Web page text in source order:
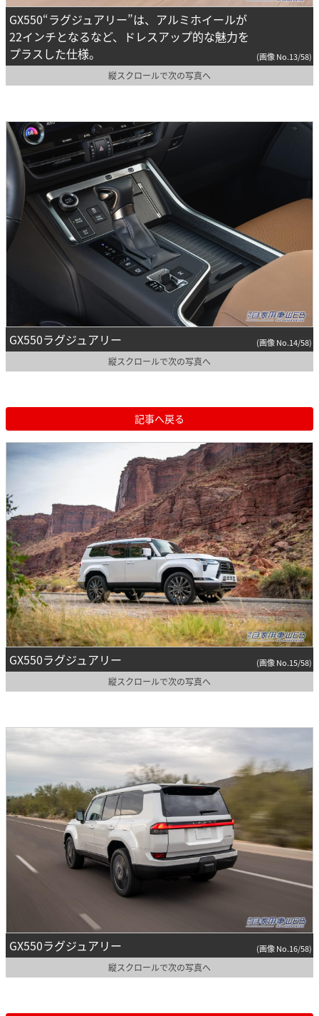
GX550“ラグジュアリー”は、アルミホイールが
22インチとなるなど、ドレスアップ的な魅力を
プラスした仕様。
(画像 No.13/58)
縦スクロールで次の写真へ
GX550ラグジュアリー (画像 No.14/58)
縦スクロールで次の写真へ
記事へ戻る
GX550ラグジュアリー (画像 No.15/58)
縦スクロールで次の写真へ
GX550ラグジュアリー (画像 No.16/58)
縦スクロールで次の写真へ